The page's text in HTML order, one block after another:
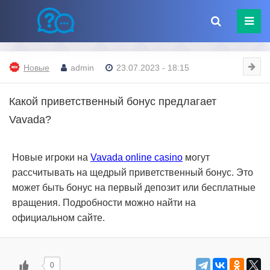
Новые admin 23.07.2023 - 18:15
Какой приветственный бонус предлагает
Vavada?
Новые игроки на Vavada online casino могут
рассчитывать на щедрый приветственный бонус. Это
может быть бонус на первый депозит или бесплатные
вращения. Подробности можно найти на
официальном сайте.
0